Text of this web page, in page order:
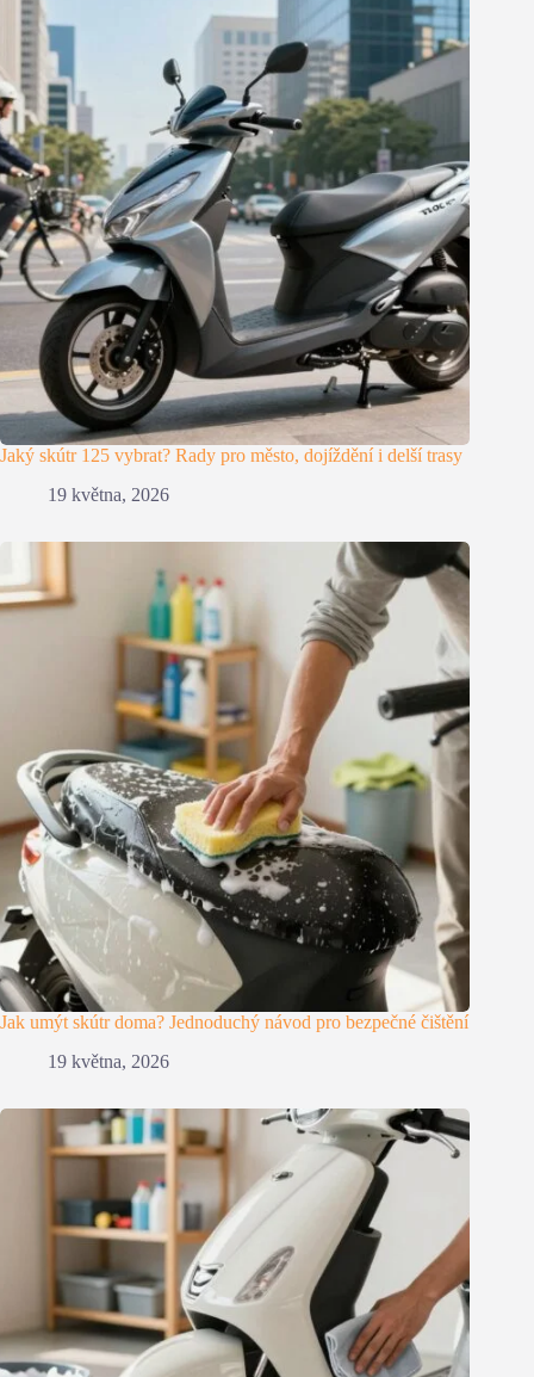
Jaký skútr 125 vybrat? Rady pro město, dojíždění i delší trasy
19 května, 2026
Jak umýt skútr doma? Jednoduchý návod pro bezpečné čištění
19 května, 2026